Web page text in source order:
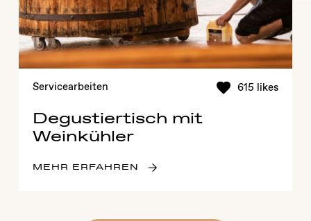
Servicearbeiten 615 likes
Degustiertisch mit
Weinkühler
MEHR ERFAHREN